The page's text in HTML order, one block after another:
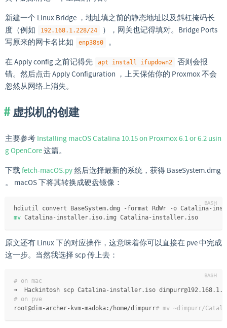
新建一个 Linux Bridge ，地址填之前的静态地址以及斜杠掩码长
度（例如
192.168.1.228/24
），网关也记得填对。Bridge Ports
写原来的网卡名比如
enp38s0
。
在 Apply config 之前记得先
apt install ifupdown2
否则会报
错。然后点击 Apply Configuration ，上天保佑你的 Proxmox 不会
忽然从网络上消失。
虚拟机的创建
主要参考 Installing macOS Catalina 10.15 on Proxmox 6.1 or 6.2 usin
g OpenCore这篇。
下载fetch-macOS.py然后选择最新的系统，获得 BaseSystem.dmg
。 macOS 下将其转换成硬盘镜像：
hdiutil convert BaseSystem.dmg -format RdWr -o Catalina-
mv Catalina-installer.iso.img Catalina-installer.iso
原文还有 Linux 下的对应操作，这意味着你可以直接在 pve 中完成
这一步。当然我选择 scp 传上去：
# on mac
➜  Hackintosh scp Catalina-installer.iso
# on pve
root@dim-archer-kvm-madoka:/home/dimpurr# mv ~dimpurr/